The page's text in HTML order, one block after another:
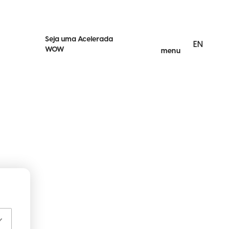
Seja uma Acelerada
WOW
menu
EN